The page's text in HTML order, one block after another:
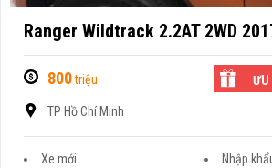
Ranger Wildtrack 2.2AT 2WD
800triệu ƯU
TP Hồ Chí Minh
Xe mới
Nhập